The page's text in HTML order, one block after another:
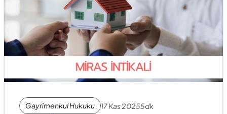
Gayrimenkul Hukuku 17 Kas 20255dk